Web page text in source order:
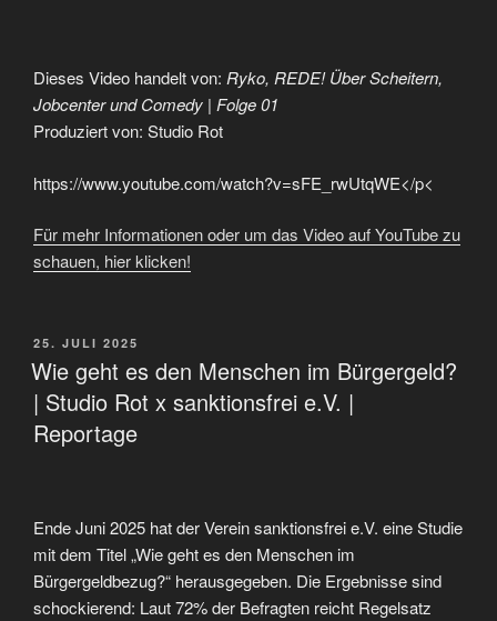
Dieses Video handelt von: Ryko, REDE! Über Scheitern,
Jobcenter und Comedy | Folge 01
Produziert von: Studio Rot
https://www.youtube.com/watch?v=sFE_rwUtqWE</p<
Für mehr Informationen oder um das Video auf YouTube zu
schauen, hier klicken!
VERÖFFENTLICHT
AM
25. JULI 2025
Wie geht es den Menschen im Bürgergeld?
| Studio Rot x sanktionsfrei e.V. |
Reportage
Ende Juni 2025 hat der Verein sanktionsfrei e.V. eine Studie
mit dem Titel „Wie geht es den Menschen im
Bürgergeldbezug?“ herausgegeben. Die Ergebnisse sind
schockierend: Laut 72% der Befragten reicht Regelsatz